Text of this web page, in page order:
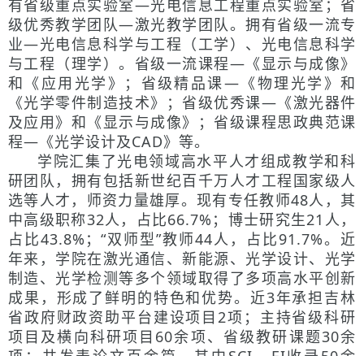
有省级重点实验室—光电信息工程重点实验室；省
级优秀教学团队—激光教学团队。拥有省级一流专
业—光电信息科学与工程（工学）、光电信息科学
与工程（理学）。省级一流课程—《显示与成像》
和《应用光学》；省级精品课—《物理光学》和
《光学零件制造技术》；省级优秀课—《激光器件
及应用》和《显示与成像》；省级课程思政典范课
程—《光学设计及CAD》等。
学院汇集了光电领域高水平人才组成教学和科
研团队，拥有包括新世纪百千万人才工程国家级人
选等人才，师资力量雄厚。现有专任教师48人，其
中高级职称32人，占比66.7%；博士研究生21人，
占比43.8%；“双师型”教师44人，占比91.7%。近
年来，学院在激光通信、新能源、光学设计、光学
制造、光学检测等多个领域取得了多项高水平创新
成果，形成了鲜明的特色和优势。近3年承担吉林
省政府财政资助平台建设项目2项；主持省级科研
项目及横向科研项目60余项、省级教研课题30余